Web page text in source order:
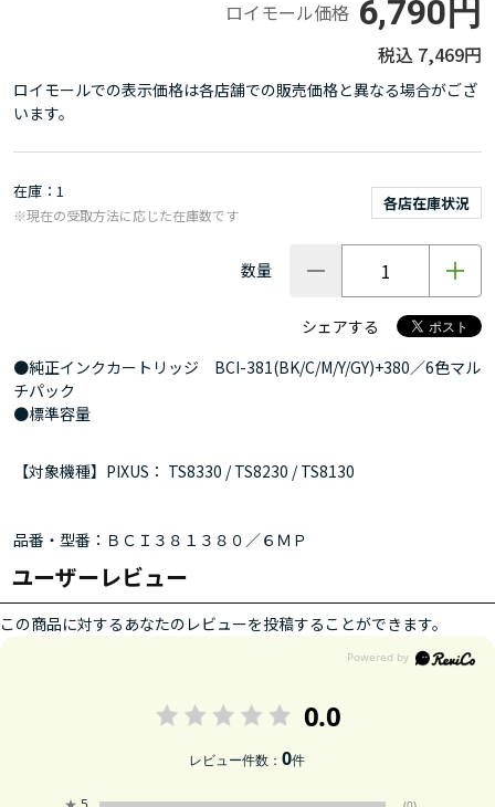
ロイモール価格 6,790円
7,469円
ロイモールでの表示価格は各店舗での販売価格と異なる場合がござ
います。
在庫 1
各店在庫状況
※現在の受取方法に応じた在庫数です
数量
シェアする
●純正インクカートリッジ BCI-381(BK/C/M/Y/GY)+380／6色マル
チパック
●標準容量
【対象機種】PIXUS： TS8330 / TS8230 / TS8130
品番・型番：ＢＣＩ３８１３８０／６ＭＰ
ユーザーレビュー
この商品に対するあなたのレビューを投稿することができます。
0.0
レビュー件数：0件